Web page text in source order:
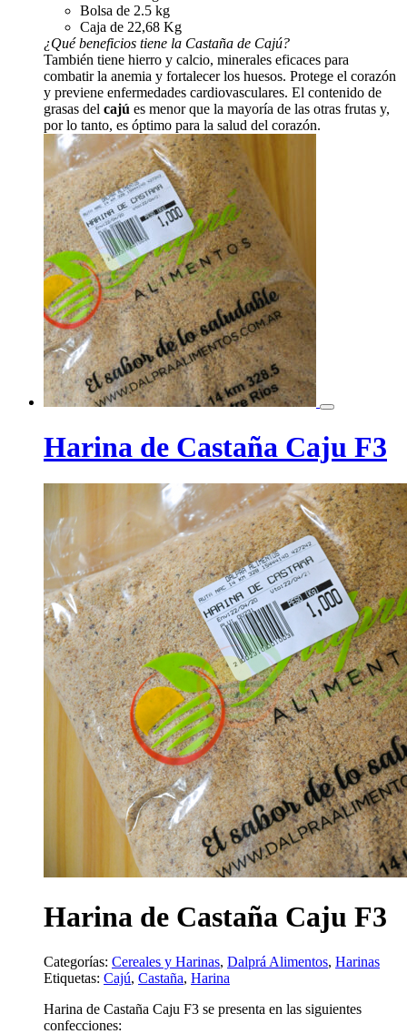
Bolsa de 2.5 kg
Caja de 22,68 Kg
¿Qué beneficios tiene la Castaña de Cajú?
También tiene hierro y calcio, minerales eficaces para
combatir la anemia y fortalecer los huesos. Protege el corazón
y previene enfermedades cardiovasculares. El contenido de
grasas del cajú es menor que la mayoría de las otras frutas y,
por lo tanto, es óptimo para la salud del corazón.
Harina de Castaña Caju F3
Harina de Castaña Caju F3
Categorías: Cereales y Harinas, Dalprá Alimentos, Harinas
Etiquetas: Cajú, Castaña, Harina
Harina de Castaña Caju F3 se presenta en las siguientes
confecciones: